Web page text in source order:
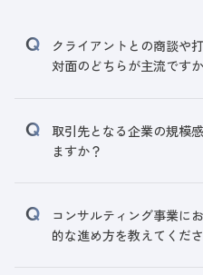
クライアントとの商談や
対面のどちらが主流です
取引先となる企業の規模
ますか？
コンサルティング事業に
的な進め方を教えてくださ